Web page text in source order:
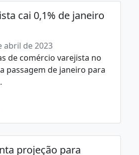
cai 0,1% de janeiro
abril de 2023
de comércio varejista no
passagem de janeiro para
projeção para